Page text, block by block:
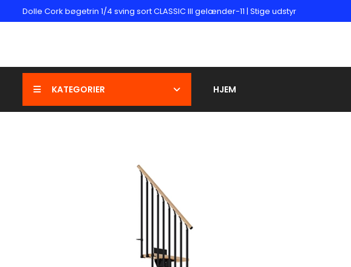
Dolle Cork bøgetrin 1/4 sving sort CLASSIC III gelænder-11 | Stige udstyr
KATEGORIER HJEM